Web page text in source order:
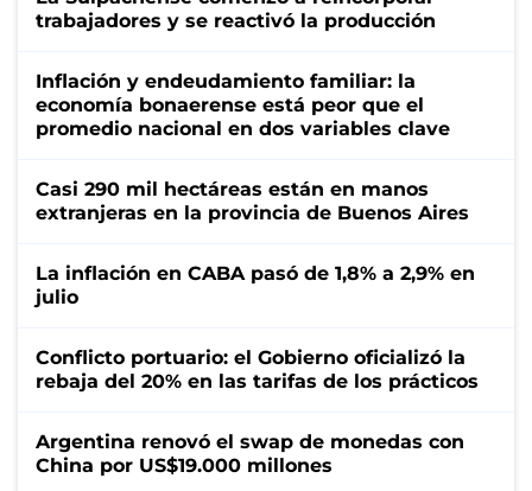
trabajadores y se reactivó la producción
Inflación y endeudamiento familiar: la
economía bonaerense está peor que el
promedio nacional en dos variables clave
Casi 290 mil hectáreas están en manos
extranjeras en la provincia de Buenos Aires
La inflación en CABA pasó de 1,8% a 2,9% en
julio
Conflicto portuario: el Gobierno oficializó la
rebaja del 20% en las tarifas de los prácticos
Argentina renovó el swap de monedas con
China por US$19.000 millones